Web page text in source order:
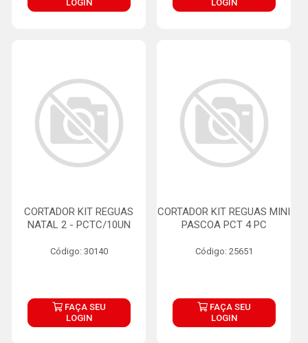
LOGIN LOGIN
CORTADOR KIT REGUAS
NATAL 2 - PCTC/10UN
Código: 30140
FAÇA SEU
LOGIN
CORTADOR KIT REGUAS MINI
PASCOA PCT 4 PC
Código: 25651
FAÇA SEU
LOGIN